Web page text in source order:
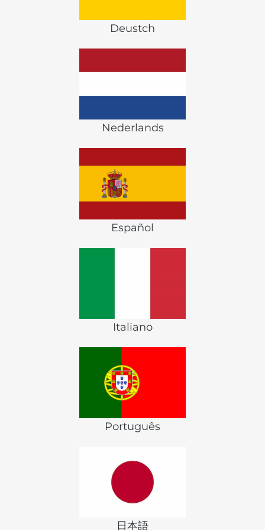
Deustch
Nederlands
Español
Italiano
Português
日本語